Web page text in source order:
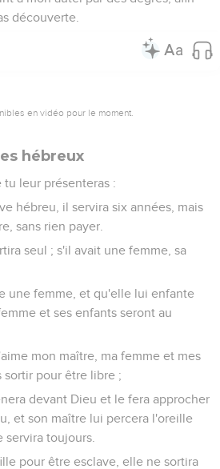
découverte.
en vidéo pour le moment.
hébreux
leur présenteras :
hébreu, il servira six années, mais
sans rien payer.
seul ; s'il avait une femme, sa
une femme, et qu'elle lui enfante
et ses enfants seront au
mon maître, ma femme et mes
sortir pour être libre ;
devant Dieu et le fera approcher
et son maître lui percera l'oreille
toujours.
pour être esclave, elle ne sortira